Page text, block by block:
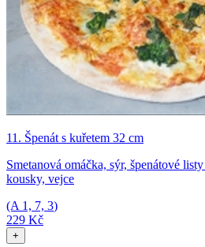
11. Špenát s kuřetem 32 cm
Smetanová omáčka, sýr, špenátové
kousky, vejce
(A 1, 7, 3)
229 Kč
+